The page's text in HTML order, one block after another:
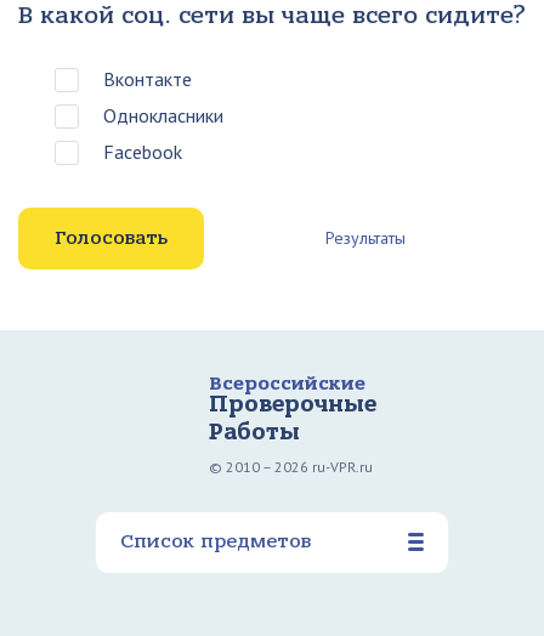
В какой соц. сети вы чаще всего сидите?
Вконтакте
Однокласники
Facebook
Результаты
Всероссийские
Проверочные
Работы
© 2010 – 2026 ru-VPR.ru
Список предметов